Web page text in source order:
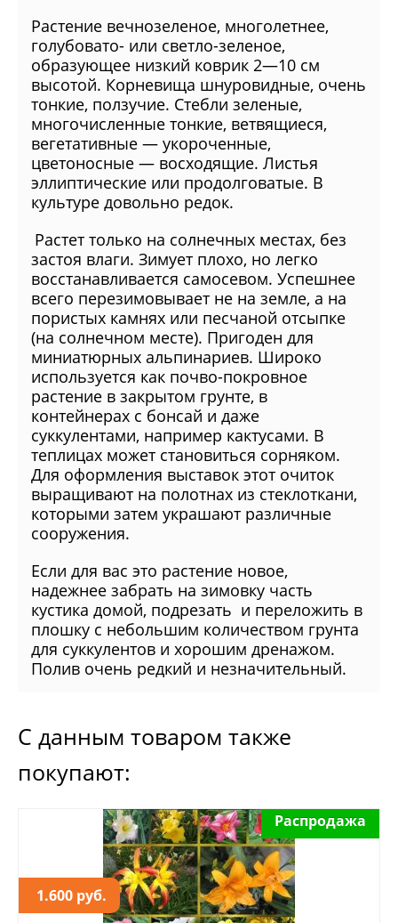
Растение вечнозеленое, многолетнее,
голубовато- или светло-зеленое,
образующее низкий коврик 2—10 см
высотой. Корневища шнуровидные, очень
тонкие, ползучие. Стебли зеленые,
многочисленные тонкие, ветвящиеся,
вегетативные — укороченные,
цветоносные — восходящие. Листья
эллиптические или продолговатые. В
культуре довольно редок.
Растет только на солнечных местах, без
застоя влаги. Зимует плохо, но легко
восстанавливается самосевом. Успешнее
всего перезимовывает не на земле, а на
пористых камнях или песчаной отсыпке
(на солнечном месте). Пригоден для
миниатюрных альпинариев. Широко
используется как почво-покровное
растение в закрытом грунте, в
контейнерах с бонсай и даже
суккулентами, например кактусами. В
теплицах может становиться сорняком.
Для оформления выставок этот очиток
выращивают на полотнах из стеклоткани,
которыми затем украшают различные
сооружения.
Если для вас это растение новое,
надежнее забрать на зимовку часть
кустика домой, подрезать и переложить в
плошку с небольшим количеством грунта
для суккулентов и хорошим дренажом.
Полив очень редкий и незначительный.
С данным товаром также
покупают:
1.600 руб.
Распродажа